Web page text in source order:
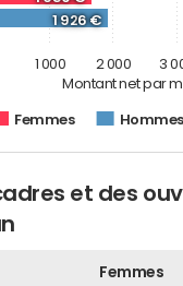
Montant net par
1 926 €
Femmes Hommes
1 000 2 000 3
et des
Femmes